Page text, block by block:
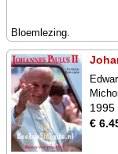
Bloemlezing.
1995
€